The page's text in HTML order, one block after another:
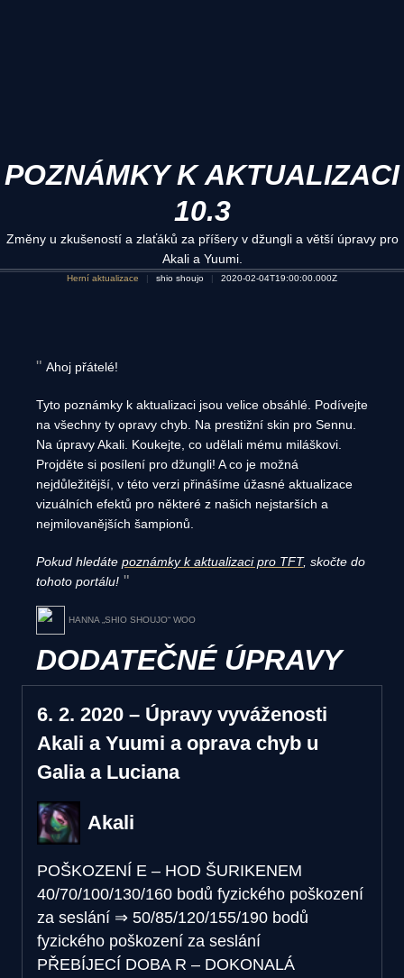
POZNÁMKY K AKTUALIZACI
10.3
Změny u zkušeností a zlaťáků za příšery v džungli a větší úpravy pro
Akali a Yuumi.
Herní aktualizace shio shoujo 2020-02-04T19:00:00.000Z
Ahoj přátelé!
Tyto poznámky k aktualizaci jsou velice obsáhlé. Podívejte
na všechny ty opravy chyb. Na prestižní skin pro Sennu.
Na úpravy Akali. Koukejte, co udělali mému miláškovi.
Projděte si posílení pro džungli! A co je možná
nejdůležitější, v této verzi přinášíme úžasné aktualizace
vizuálních efektů pro některé z našich nejstarších a
nejmilovanějších šampionů.
Pokud hledáte poznámky k aktualizaci pro TFT, skočte do
tohoto portálu!
HANNA „SHIO SHOUJO“ WOO
DODATEČNÉ ÚPRAVY
6. 2. 2020 – Úpravy vyváženosti
Akali a Yuumi a oprava chyb u
Galia a Luciana
Akali
POŠKOZENÍ E – HOD ŠURIKENEM
40/70/100/130/160 bodů fyzického poškození
za seslání ⇒ 50/85/120/155/190 bodů
fyzického poškození za seslání
PŘEBÍJECÍ DOBA R – DOKONALÁ